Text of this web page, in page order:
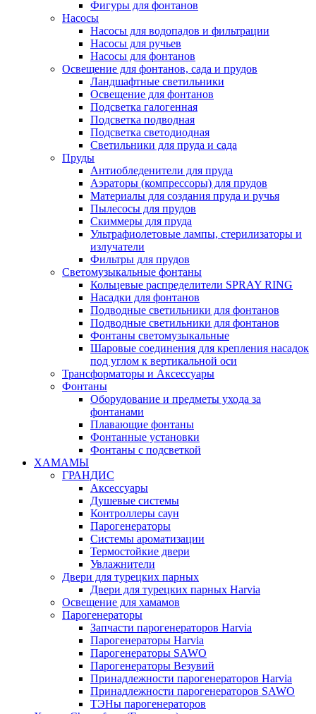
Фигуры для фонтанов
Насосы
Насосы для водопадов и фильтрации
Насосы для ручьев
Насосы для фонтанов
Освещение для фонтанов, сада и прудов
Ландшафтные светильники
Освещение для фонтанов
Подсветка галогенная
Подсветка подводная
Подсветка светодиодная
Светильники для пруда и сада
Пруды
Антиобледенители для пруда
Аэраторы (компрессоры) для прудов
Материалы для создания пруда и ручья
Пылесосы для прудов
Скиммеры для пруда
Ультрафиолетовые лампы, стерилизаторы и
излучатели
Фильтры для прудов
Светомузыкальные фонтаны
Кольцевые распределители SPRAY RING
Насадки для фонтанов
Подводные светильники для фонтанов
Подводные светильники для фонтанов
Фонтаны светомузыкальные
Шаровые соединения для крепления насадок
под углом к вертикальной оси
Трансформаторы и Аксессуары
Фонтаны
Оборудование и предметы ухода за
фонтанами
Плавающие фонтаны
Фонтанные установки
Фонтаны с подсветкой
ХАМАМЫ
ГРАНДИС
Аксессуары
Душевые системы
Контроллеры саун
Парогенераторы
Системы ароматизации
Термостойкие двери
Увлажнители
Двери для турецких парных
Двери для турецких парных Harvia
Освещение для хамамов
Парогенераторы
Запчасти парогенераторов Harvia
Парогенераторы Harvia
Парогенераторы SAWO
Парогенераторы Везувий
Принадлежности парогенераторов Harvia
Принадлежности парогенераторов SAWO
ТЭНы парогенераторов